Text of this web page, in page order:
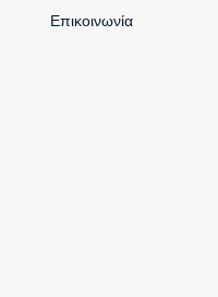
Επικοινωνία